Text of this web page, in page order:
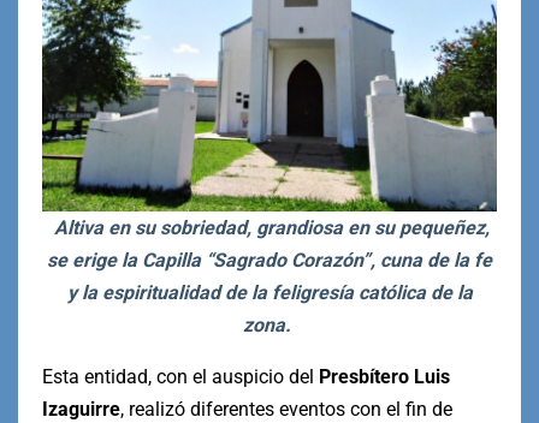
Altiva en su sobriedad, grandiosa en su pequeñez,
se erige la Capilla “Sagrado Corazón”, cuna de la fe
y la espiritualidad de la feligresía católica de la
zona.
Esta entidad, con el auspicio del Presbítero Luis
Izaguirre, realizó diferentes eventos con el fin de